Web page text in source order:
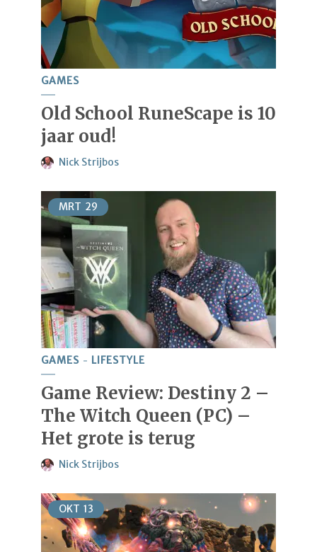
GAMES
Old School RuneScape is 10
jaar oud!
Nick Strijbos
MRT 29
GAMES LIFESTYLE
Game Review: Destiny 2 –
The Witch Queen (PC) –
Het grote is terug
Nick Strijbos
OKT 13